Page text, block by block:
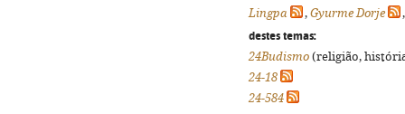
Lingpa
, Gyurme Dorje
destes temas:
24Budismo (religião,
24-18
24-584